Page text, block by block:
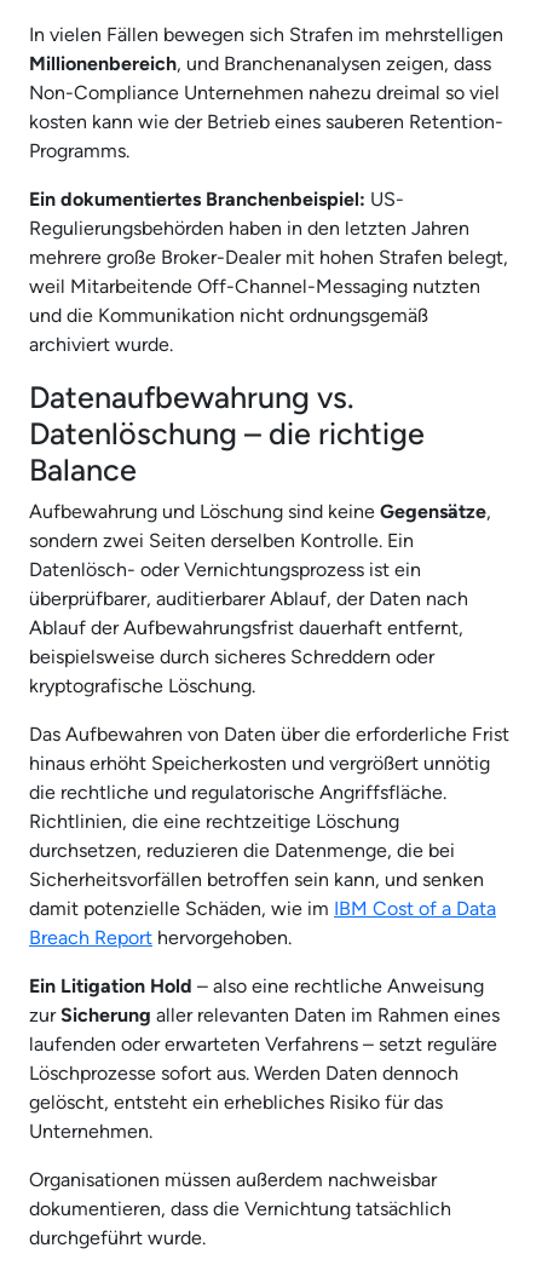
In vielen Fällen bewegen sich Strafen im mehrstelligen
Millionenbereich, und Branchenanalysen zeigen, dass
Non-Compliance Unternehmen nahezu dreimal so viel
kosten kann wie der Betrieb eines sauberen Retention-
Programms.
Ein dokumentiertes Branchenbeispiel: US-
Regulierungsbehörden haben in den letzten Jahren
mehrere große Broker-Dealer mit hohen Strafen belegt,
weil Mitarbeitende Off-Channel-Messaging nutzten
und die Kommunikation nicht ordnungsgemäß
archiviert wurde.
Datenaufbewahrung vs.
Datenlöschung – die richtige
Balance
Aufbewahrung und Löschung sind keine Gegensätze,
sondern zwei Seiten derselben Kontrolle. Ein
Datenlösch- oder Vernichtungsprozess ist ein
überprüfbarer, auditierbarer Ablauf, der Daten nach
Ablauf der Aufbewahrungsfrist dauerhaft entfernt,
beispielsweise durch sicheres Schreddern oder
kryptografische Löschung.
Das Aufbewahren von Daten über die erforderliche Frist
hinaus erhöht Speicherkosten und vergrößert unnötig
die rechtliche und regulatorische Angriffsfläche.
Richtlinien, die eine rechtzeitige Löschung
durchsetzen, reduzieren die Datenmenge, die bei
Sicherheitsvorfällen betroffen sein kann, und senken
damit potenzielle Schäden, wie im IBM Cost of a Data
Breach Report hervorgehoben.
Ein Litigation Hold – also eine rechtliche Anweisung
zurSicherung aller relevanten Daten im Rahmen eines
laufenden oder erwarteten Verfahrens – setzt reguläre
Löschprozesse sofort aus. Werden Daten dennoch
gelöscht, entsteht ein erhebliches Risiko für das
Unternehmen.
Organisationen müssen außerdem nachweisbar
dokumentieren, dass die Vernichtung tatsächlich
durchgeführt wurde.